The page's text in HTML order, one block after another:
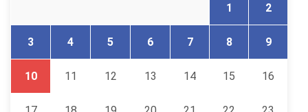
1 2
3 4 5 6 7 8 9
10 11 12 13 14 15 16